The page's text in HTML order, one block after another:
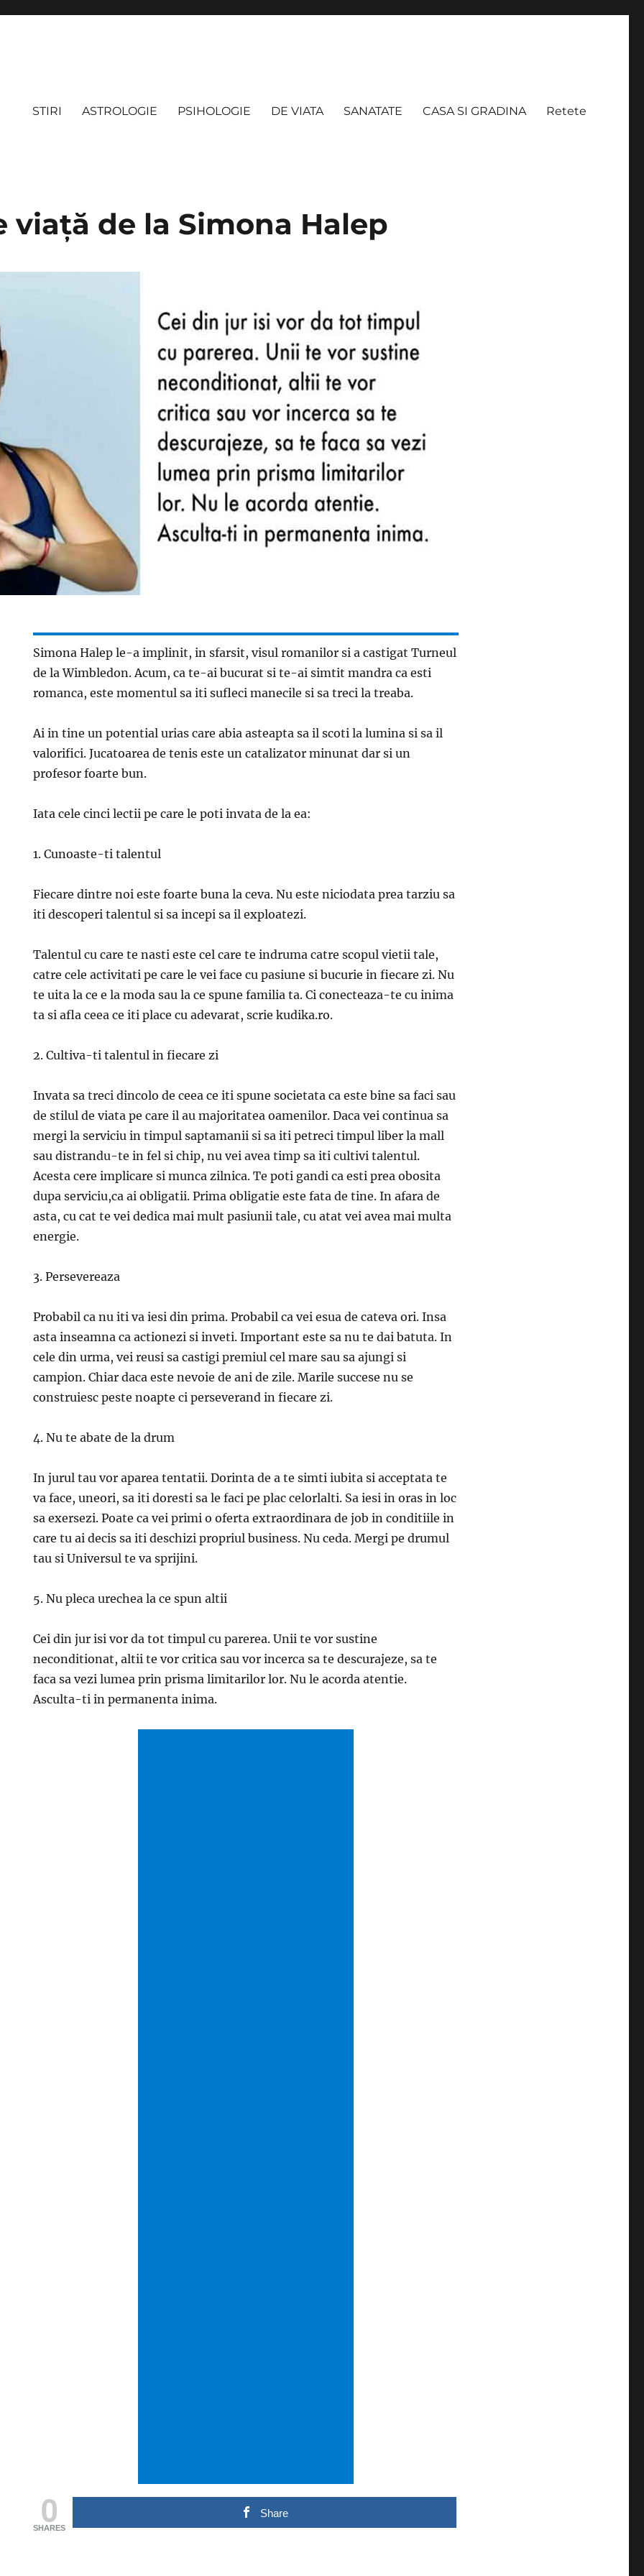
STIRI ASTROLOGIE PSIHOLOGIE DE VIATA SANATATE CASA SI GRADINA Retete
viață de la Simona Halep
Simona Halep le-a implinit, in sfarsit, visul romanilor si a castigat Turneul
de la Wimbledon. Acum, ca te-ai bucurat si te-ai simtit mandra ca esti
romanca, este momentul sa iti sufleci manecile si sa treci la treaba.
Ai in tine un potential urias care abia asteapta sa il scoti la lumina si sa il
valorifici. Jucatoarea de tenis este un catalizator minunat dar si un
profesor foarte bun.
Iata cele cinci lectii pe care le poti invata de la ea:
1. Cunoaste-ti talentul
Fiecare dintre noi este foarte buna la ceva. Nu este niciodata prea tarziu sa
iti descoperi talentul si sa incepi sa il exploatezi.
Talentul cu care te nasti este cel care te indruma catre scopul vietii tale,
catre cele activitati pe care le vei face cu pasiune si bucurie in fiecare zi. Nu
te uita la ce e la moda sau la ce spune familia ta. Ci conecteaza-te cu inima
ta si afla ceea ce iti place cu adevarat, scrie kudika.ro.
2. Cultiva-ti talentul in fiecare zi
Invata sa treci dincolo de ceea ce iti spune societata ca este bine sa faci sau
de stilul de viata pe care il au majoritatea oamenilor. Daca vei continua sa
mergi la serviciu in timpul saptamanii si sa iti petreci timpul liber la mall
sau distrandu-te in fel si chip, nu vei avea timp sa iti cultivi talentul.
Acesta cere implicare si munca zilnica. Te poti gandi ca esti prea obosita
dupa serviciu,ca ai obligatii. Prima obligatie este fata de tine. In afara de
asta, cu cat te vei dedica mai mult pasiunii tale, cu atat vei avea mai multa
energie.
3. Persevereaza
Probabil ca nu iti va iesi din prima. Probabil ca vei esua de cateva ori. Insa
asta inseamna ca actionezi si inveti. Important este sa nu te dai batuta. In
cele din urma, vei reusi sa castigi premiul cel mare sau sa ajungi si
campion. Chiar daca este nevoie de ani de zile. Marile succese nu se
construiesc peste noapte ci perseverand in fiecare zi.
4. Nu te abate de la drum
In jurul tau vor aparea tentatii. Dorinta de a te simti iubita si acceptata te
va face, uneori, sa iti doresti sa le faci pe plac celorlalti. Sa iesi in oras in loc
sa exersezi. Poate ca vei primi o oferta extraordinara de job in conditiile in
care tu ai decis sa iti deschizi propriul business. Nu ceda. Mergi pe drumul
tau si Universul te va sprijini.
5. Nu pleca urechea la ce spun altii
Cei din jur isi vor da tot timpul cu parerea. Unii te vor sustine
neconditionat, altii te vor critica sau vor incerca sa te descurajeze, sa te
faca sa vezi lumea prin prisma limitarilor lor. Nu le acorda atentie.
Asculta-ti in permanenta inima.
0
SHARES
Share